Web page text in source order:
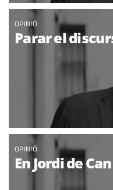
OPINIÓ
Parar el
OPINIÓ
En Jordi de